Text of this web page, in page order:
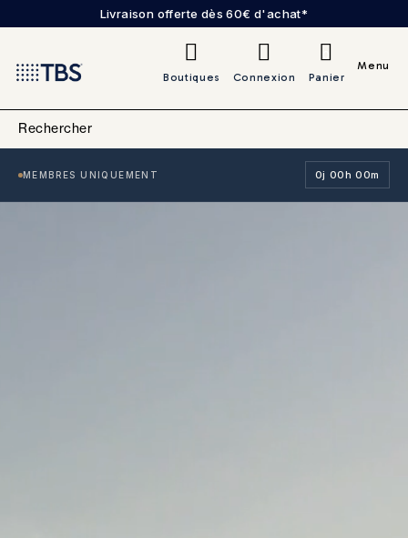
Livraison offerte dès 60€ d'achat*
Boutiques Connexion Panier
Menu
MEMBRES UNIQUEMENT 0j 00h 00m